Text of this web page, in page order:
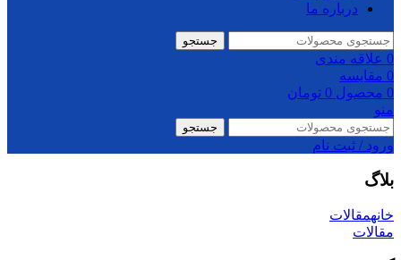
درباره ما
جستجو
0 علاقه مندی
0 مقایسه
0 محصول 0 تومان
منو
جستجو
ورود / ثبت نام
بلاگ
خانهمقالات
مقالات